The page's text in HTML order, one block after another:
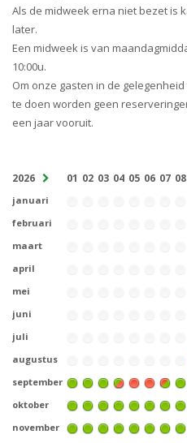
Als de midweek erna niet bezet is
later.
Een midweek is van
10:00u.
Om onze gasten in de
te doen worden geen
een jaar vooruit.
2026 01 02 03 04 05 06 07 08
januari
februari
maart
april
mei
juni
juli
augustus
september
oktober
november